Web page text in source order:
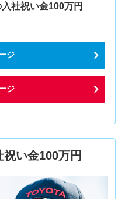
社祝い金100万円
ジ
ジ
祝い金100万円